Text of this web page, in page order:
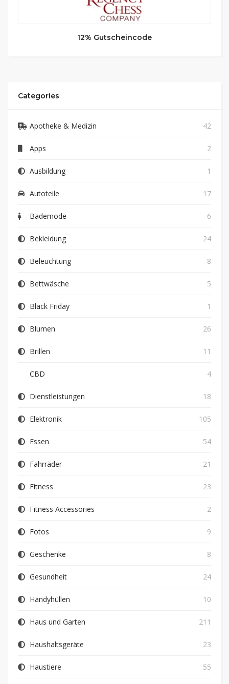
12% Gutscheincode
Categories
Apotheke & Medizin 42
Apps 2
Ausbildung 1
Autoteile 17
Bademode 6
Bekleidung 24
Beleuchtung 8
Bettwäsche 5
Black Friday 1
Blumen 26
Brillen 11
CBD 4
Dienstleistungen 18
Elektronik 105
Essen 54
Fahrräder 21
Fitness 23
Fitness Accessories 2
Fotos 9
Geschenke 8
Gesundheit 24
Handyhüllen 10
Haus und Garten 211
Haushaltsgeräte 23
Haustiere 55